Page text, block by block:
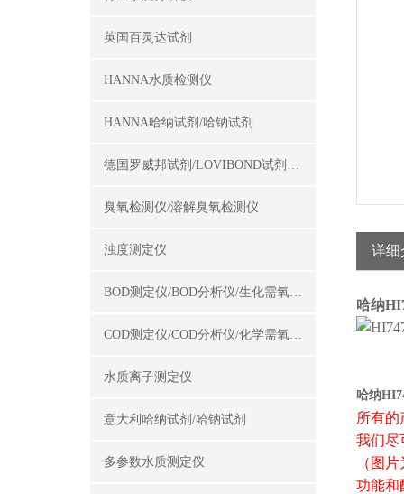
英国百灵达试剂
HANNA水质检测仪
HANNA哈纳试剂/哈钠试剂
德国罗威邦试剂/LOVIBOND试剂/罗威邦试剂
臭氧检测仪/溶解臭氧检测仪
浊度测定仪
BOD测定仪/BOD分析仪/生化需氧量测定仪
COD测定仪/COD分析仪/化学需氧量测定仪
水质离子测定仪
意大利哈纳试剂/哈钠试剂
多参数水质测定仪
详细
哈纳
哈纳
所有
我们尽
（图
功能和